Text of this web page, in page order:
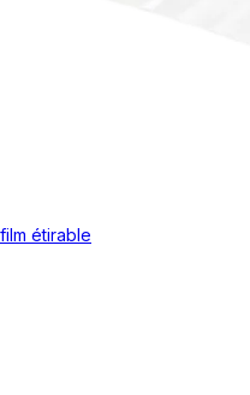
étirable